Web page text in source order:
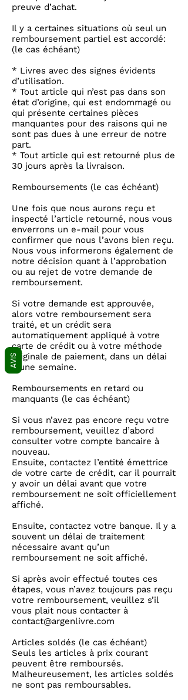
preuve d’achat.
Il y a certaines situations où seul un
remboursement partiel est accordé:
(le cas échéant)
* Livres avec des signes évidents
d’utilisation.
* Tout article qui n’est pas dans son
état d’origine, qui est endommagé ou
qui présente certaines pièces
manquantes pour des raisons qui ne
sont pas dues à une erreur de notre
part.
* Tout article qui est retourné plus de
30 jours après la livraison.
Remboursements (le cas échéant)
Une fois que nous aurons reçu et
inspecté l’article retourné, nous vous
enverrons un e-mail pour vous
confirmer que nous l’avons bien reçu.
Nous vous informerons également de
notre décision quant à l’approbation
ou au rejet de votre demande de
remboursement.
Si votre demande est approuvée,
alors votre remboursement sera
traité, et un crédit sera
automatiquement appliqué à votre
carte de crédit ou à votre méthode
originale de paiement, dans un délai
d’une semaine.
Remboursements en retard ou
manquants (le cas échéant)
Si vous n’avez pas encore reçu votre
remboursement, veuillez d’abord
consulter votre compte bancaire à
nouveau.
Ensuite, contactez l’entité émettrice
de votre carte de crédit, car il pourrait
y avoir un délai avant que votre
remboursement ne soit officiellement
affiché.
Ensuite, contactez votre banque. Il y a
souvent un délai de traitement
nécessaire avant qu’un
remboursement ne soit affiché.
Si après avoir effectué toutes ces
étapes, vous n’avez toujours pas reçu
votre remboursement, veuillez s’il
vous plait nous contacter à
contact@argenlivre.com
Articles soldés (le cas échéant)
Seuls les articles à prix courant
peuvent être remboursés.
Malheureusement, les articles soldés
ne sont pas remboursables.
AVIS